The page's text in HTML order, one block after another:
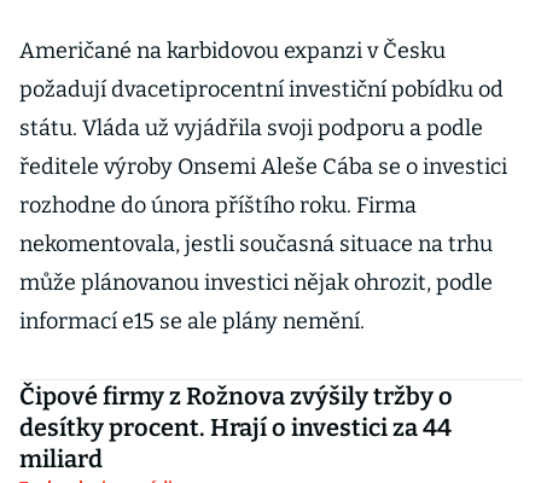
Američané na karbidovou expanzi v Česku
požadují dvacetiprocentní investiční pobídku od
státu. Vláda už vyjádřila svoji podporu a podle
ředitele výroby Onsemi Aleše Cába se o investici
rozhodne do února příštího roku. Firma
nekomentovala, jestli současná situace na trhu
může plánovanou investici nějak ohrozit, podle
informací e15 se ale plány nemění.
Čipové firmy z Rožnova zvýšily tržby o
desítky procent. Hrají o investici za 44
miliard